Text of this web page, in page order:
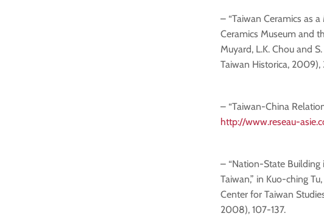
– “Taiwan Ceramics as
Ceramics Museum and
Muyard, L.K. Chou and
Taiwan Historica,
– “Taiwan-China
http://www.reseau-
– “Nation-State Building
Taiwan,” in Kuo-ching Tu,
Center for Taiwan
2008), 107-137.